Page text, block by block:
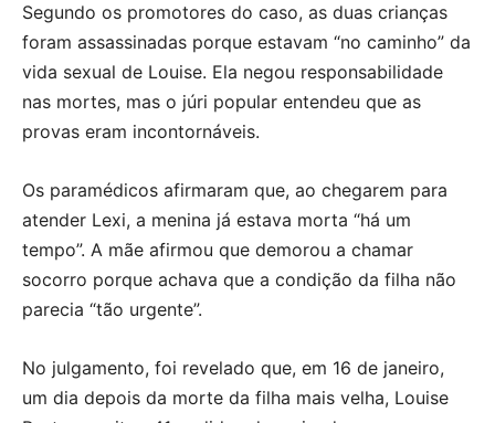
Segundo os promotores do caso, as duas crianças
foram assassinadas porque estavam “no caminho” da
vida sexual de Louise. Ela negou responsabilidade
nas mortes, mas o júri popular entendeu que as
provas eram incontornáveis.
Os paramédicos afirmaram que, ao chegarem para
atender Lexi, a menina já estava morta “há um
tempo”. A mãe afirmou que demorou a chamar
socorro porque achava que a condição da filha não
parecia “tão urgente”.
No julgamento, foi revelado que, em 16 de janeiro,
um dia depois da morte da filha mais velha, Louise